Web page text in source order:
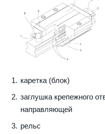
каретка (блок)
заглушка крепежного
направляющей
рельс